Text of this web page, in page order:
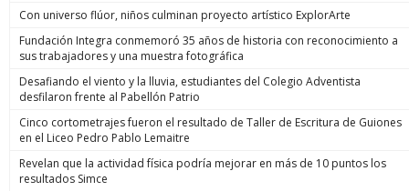
Con universo flúor, niños culminan proyecto artístico ExplorArte
Fundación Integra conmemoró 35 años de historia con reconocimiento a
sus trabajadores y una muestra fotográfica
Desafiando el viento y la lluvia, estudiantes del Colegio Adventista
desfilaron frente al Pabellón Patrio
Cinco cortometrajes fueron el resultado de Taller de Escritura de Guiones
en el Liceo Pedro Pablo Lemaitre
Revelan que la actividad física podría mejorar en más de 10 puntos los
resultados Simce